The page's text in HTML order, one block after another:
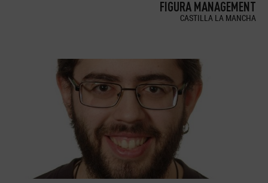
FIGURA MANAGEMENT
CASTILLA LA MANCHA